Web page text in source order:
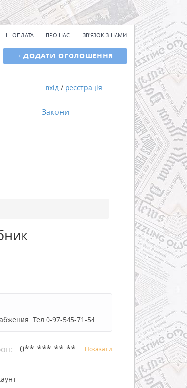
ОПЛАТА ПРО НАС ЗВ'ЯЗОК З НАМИ
+ ДОДАТИ ОГОЛОШЕННЯ
вхід / реєстрація
Закони
Тел.0-97-545-71-54.
0** *** ** ** Показати